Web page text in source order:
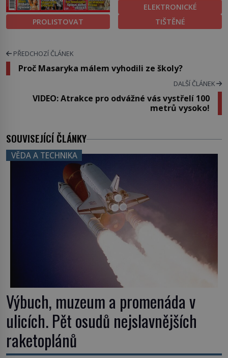
PROLISTOVAT
ELEKTRONICKÉ
TIŠTĚNÉ
PŘEDCHOZÍ ČLÁNEK
Proč Masaryka málem vyhodili ze školy?
DALŠÍ ČLÁNEK
VIDEO: Atrakce pro odvážné vás vystřelí 100
metrů vysoko!
SOUVISEJÍCÍ ČLÁNKY
VĚDA A TECHNIKA
Výbuch, muzeum a promenáda v
ulicích. Pět osudů nejslavnějších
raketoplánů